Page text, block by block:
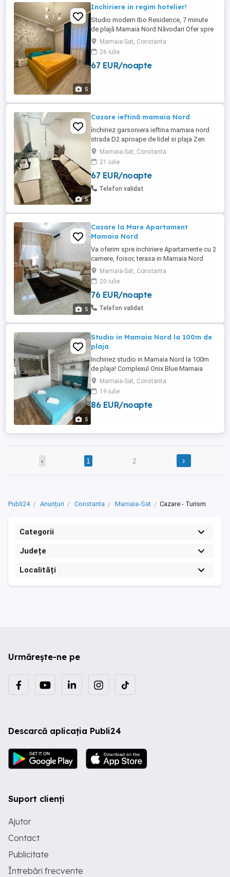
5
Inchiriere in regim hotelier!
Studio modern Ibo Residence, 7 minute
de plajă Mamaia Nord Năvodari Ofer spre
închiriere studio modern, ideal pentru 2
adulți + 1 copil, situat la doar 7 minute de
mers pe jos până la plajă, în zona Mamaia
Nord aproape de restaurante,
Mamaia-Sat, Constanta
26 iulie
67 EUR/noapte
5
Cazare ieftină mamaia Nord
închiriez garsoniera ieftina mamaia nord
strada D2 aproape de lidel si plaja Zen
Beach et 2 cu balcon loc de parcare aer
condiționat maxim 4 persoane minim 2
nopți cer si ofer seriozitate
Mamaia-Sat, Constanta
21 iulie
67 EUR/noapte
Telefon validat
5
Cazare la Mare Apartament
Mamaia Nord
Va oferim spre inchiriere Apartamente cu 2
camere, foisor, terasa in Mamaia Nord
aproape de plaja. Extra-sezon 1Mai -10
Iunie 400 lei noapte Sezon450- 500 Lei
noapte
Mamaia-Sat, Constanta
20 iulie
76 EUR/noapte
Telefon validat
5
Studio in Mamaia Nord la 100m de
plaja.
Inchiriez studio in Mamaia Nord la 100m
de plaja! Complexul Onix Blue Mamaia
Nord Complet mobilat si utilat Loc de
parcare in curtea imobilului Informatii
suplimentare la telefon sau pe wathapp
Check-In ora 16:00 Check-Out ora 11:00
Mamaia-Sat, Constanta
19 iulie
86 EUR/noapte
‹ 1 2 ›
Publi24 Anunțuri Constanta Mamaia-Sat Cazare - Turism
Categorii
Județe
Localități
Urmărește-ne pe
Descarcă aplicația Publi24
Suport clienți
Ajutor
Contact
Publicitate
Întrebări frecvente